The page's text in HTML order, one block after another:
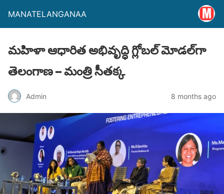
MANATELANGANAA
మహిళా ఆధారిత అభివృద్ధి గ్లోబల్ మోడల్‌గా
తెలంగాణ – మంత్రి సీతక్క
Admin 8 months ago